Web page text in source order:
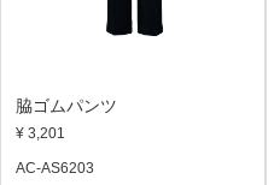
脇ゴムパンツ
¥ 3,201
AC-AS6203